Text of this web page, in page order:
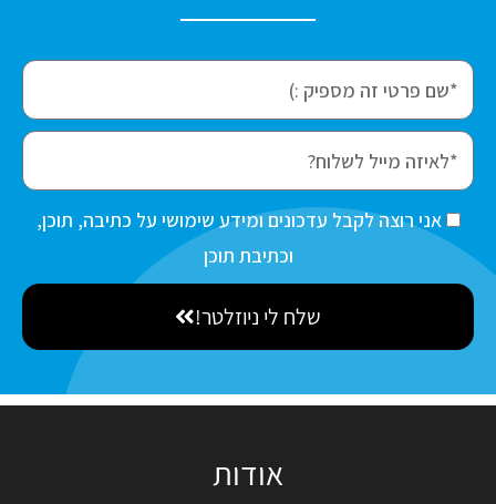
f
i
r
s
e
e
m
ס
כ
ה
אני רוצה לקבל עדכונים ומידע שימושי על כתיבה, תוכן,
וכתיבת תוכן
שלח לי ניוזלטר!
אודות